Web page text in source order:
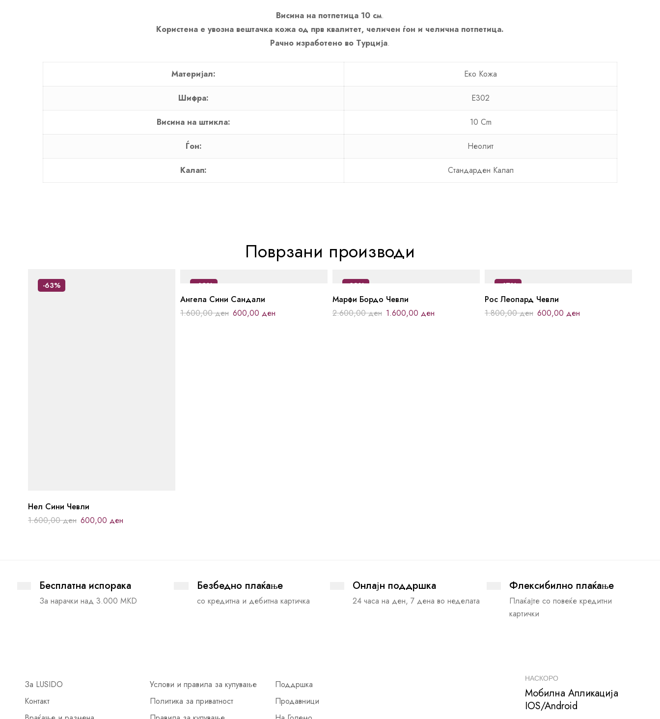
Висина на потпетица 10 см.
Користена е увозна вештачка кожа од прв квалитет, челичен ѓон и челична потпетица.
Рачно изработено во Турција.
Материјал: Еко Кожa
Шифра: E302
Висина на штикла: 10 Cm
Ѓон: Неолит
Калап: Стандарден Калап
Поврзани производи
-63%
Нел Сини Чевли
1.600,00ден 600,00 ден
-63%
Ангела Сини Сандали
1.600,00ден 600,00 ден
-38%
Марфи Бордо Чевли
2.600,00ден 1.600,00 ден
-67%
Рос Леопард Чевли
1.800,00ден 600,00 ден
Бесплатна испорака
За нарачки над 3.000 MKD
Безбедно плаќање
со кредитна и дебитна картичка
Онлајн поддршка
24 часа на ден, 7 дена во неделата
Флексибилно плаќање
Плаќајте со повеќе кредитни
картички
За LUSIDO
Контакт
Услови и правила за купување
Политика за приватност
Поддршка
Продавници
НАСКОРО
Мобилна Апликација
IOS/Android